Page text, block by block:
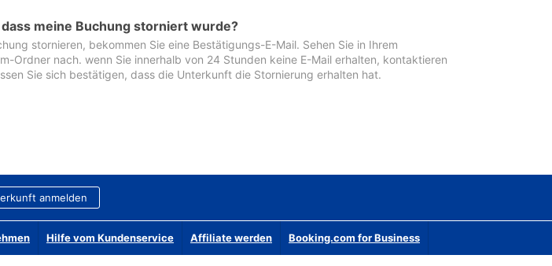
meine Buchung storniert wurde?
stornieren, bekommen Sie eine Bestätigungs-E-Mail. Sehen Sie in Ihrem
Ordner nach. wenn Sie innerhalb von 24 Stunden keine E-Mail erhalten, kontaktieren
Sie sich bestätigen, dass die Unterkunft die Stornierung erhalten hat.
anmelden
Hilfe vom Kundenservice Affiliate werden Booking.com for Business